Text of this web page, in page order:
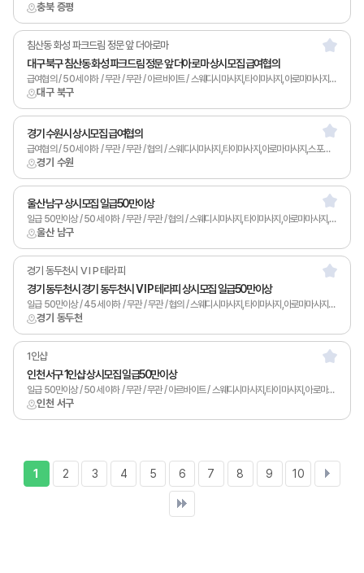
충북 증평
대구 북구
침산동 화성 파크드림 정문 앞 더아로마
대구 북구 침산동 화성 파크드림 정문 앞 더아로마 상시모집 급여협의
급여협의 / 50세 이하 / 무관 / 무관 / 아르바이트 / 스웨디시마사지,타이마사지,아로마마사지,남녀왁싱,카운터관리,토탈샵관리,1인샵,홈케어,림프
경기 수원
경기 수원시 상시모집 급여협의
급여협의 / 50세 이하 / 무관 / 무관 / 협의 / 스웨디시마사지,타이마사지,아로마마사지,스포츠마사지,남녀왁싱,카운터관리,토탈샵관리,1인샵,홈케어,림프
울산 남구
울산 남구 상시모집 일급50만이상
일급 50만이상 / 50세 이하 / 무관 / 무관 / 협의 / 스웨디시마사지,타이마사지,아로마마사지,피부관리,남녀왁싱,카운터관리,1인샵,홈케어,림프
경기 동두천
경기 동두천시 V I P 테라피
경기 동두천시 경기 동두천시 V I P 테라피 상시모집 일급50만이상
일급 50만이상 / 45세 이하 / 무관 / 무관 / 협의 / 스웨디시마사지,타이마사지,아로마마사지,피부관리,남녀왁싱,카운터관리,토탈샵관리,1인샵,홈케어,림프
인천 서구
1인샵
인천 서구 1인샵 상시모집 일급50만이상
일급 50만이상 / 50세 이하 / 무관 / 무관 / 아르바이트 / 스웨디시마사지,타이마사지,아로마마사지,스포츠마사지,피부관리,남녀왁싱,카운터관리,토탈샵관리,1인샵,홈케어,림프
1 2 3 4 5 6 7 8 9 10